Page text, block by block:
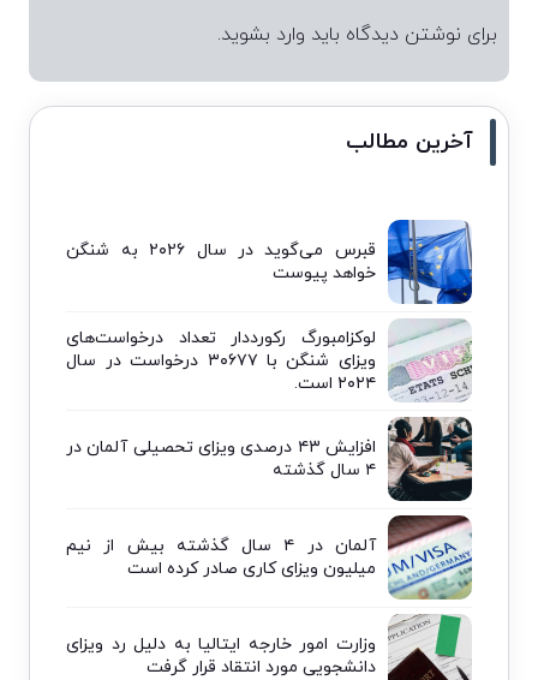
برای نوشتن دیدگاه باید وارد بشوید.
آخرین مطالب
قبرس می‌گوید در سال ۲۰۲۶ به شنگن
خواهد پیوست
لوکزامبورگ رکورددار تعداد درخواست‌های
ویزای شنگن با ۳۰۶۷۷ درخواست در سال
۲۰۲۴ است.
افزایش ۴۳ درصدی ویزای تحصیلی آلمان در
۴ سال گذشته
آلمان در ۴ سال گذشته بیش از نیم
میلیون ویزای کاری صادر کرده است
وزارت امور خارجه ایتالیا به دلیل رد ویزای
دانشجویی مورد انتقاد قرار گرفت